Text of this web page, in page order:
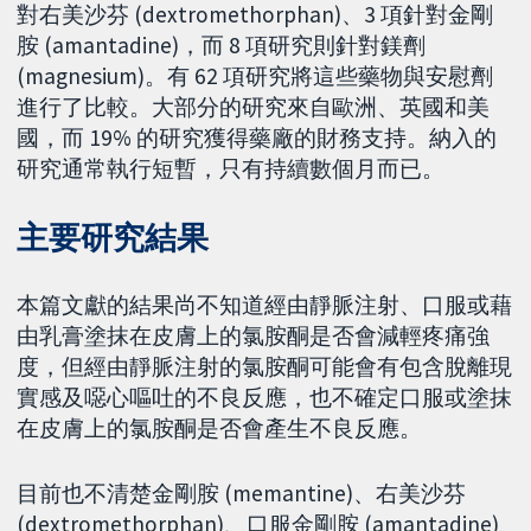
對右美沙芬 (dextromethorphan)、3 項針對金剛
胺 (amantadine)，而 8 項研究則針對鎂劑
(magnesium)。有 62 項研究將這些藥物與安慰劑
進行了比較。大部分的研究來自歐洲、英國和美
國，而 19% 的研究獲得藥廠的財務支持。納入的
研究通常執行短暫，只有持續數個月而已。
主要研究結果
本篇文獻的結果尚不知道經由靜脈注射、口服或藉
由乳膏塗抹在皮膚上的氯胺酮是否會減輕疼痛強
度，但經由靜脈注射的氯胺酮可能會有包含脫離現
實感及噁心嘔吐的不良反應，也不確定口服或塗抹
在皮膚上的氯胺酮是否會產生不良反應。
目前也不清楚金剛胺 (memantine)、右美沙芬
(dextromethorphan)、口服金剛胺 (amantadine)